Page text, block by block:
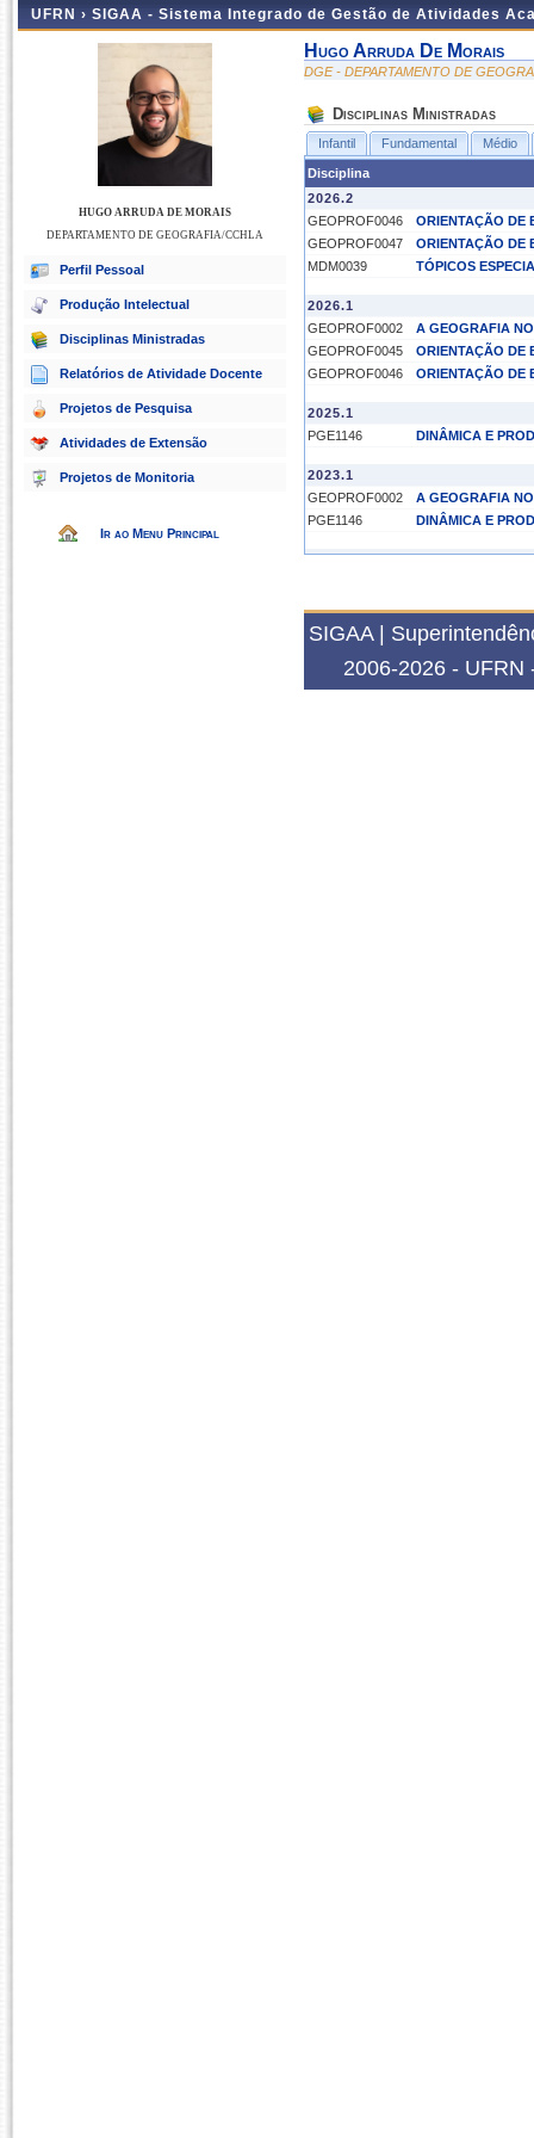
UFRN › SIGAA - Sistema Integrado de Gestão de Atividades
HUGO ARRUDA DE MORAIS
DEPARTAMENTO DE GEOGRAFIA/CCHLA
Perfil Pessoal
Produção Intelectual
Disciplinas Ministradas
Relatórios de Atividade Docente
Projetos de Pesquisa
Atividades de Extensão
Projetos de Monitoria
Ir ao Menu Principal
Hugo Arruda De Morais
DGE - DEPARTAMENTO DE
Disciplinas Ministradas
Infantil Fundamental Médio
Disciplina
2026.2
GEOPROF0046
ORIENTAÇÃO DE
GEOPROF0047
ORIENTAÇÃO DE
MDM0039
TÓPICOS
2026.1
GEOPROF0002
A GEOGRAFIA
GEOPROF0045
ORIENTAÇÃO DE
GEOPROF0046
ORIENTAÇÃO DE
2025.1
PGE1146
DINÂMICA E
2023.1
GEOPROF0002
A GEOGRAFIA
PGE1146
DINÂMICA E
2022.1
PGE1146
DINÂMICA E
SIGAA |
2006-2026 -